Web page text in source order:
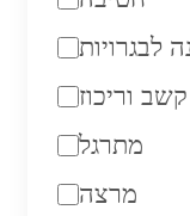
לבגרויות
וריכוז
מתרגל
מרצה